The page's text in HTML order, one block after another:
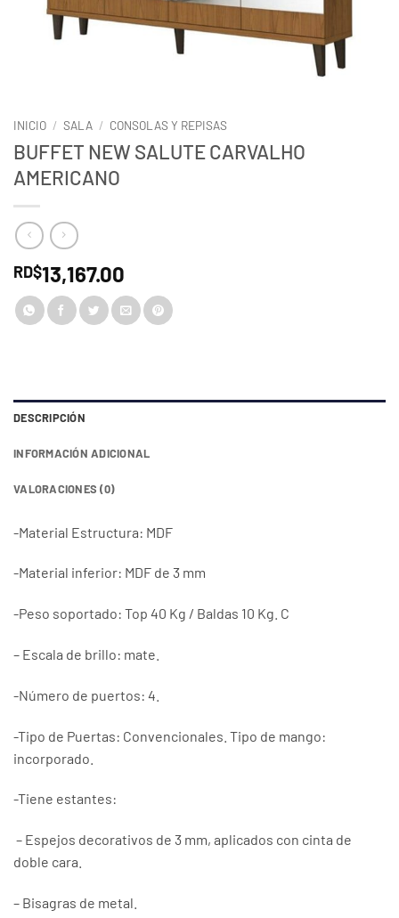
INICIO / SALA / CONSOLAS Y REPISAS
BUFFET NEW SALUTE CARVALHO
AMERICANO
RD$13,167.00
DESCRIPCIÓN
INFORMACIÓN ADICIONAL
VALORACIONES (0)
-Material Estructura: MDF
-Material inferior: MDF de 3 mm
-Peso soportado: Top 40 Kg / Baldas 10 Kg. C
– Escala de brillo: mate.
-Número de puertos: 4.
-Tipo de Puertas: Convencionales. Tipo de mango:
incorporado.
-Tiene estantes:
– Espejos decorativos de 3 mm, aplicados con cinta de
doble cara.
– Bisagras de metal.